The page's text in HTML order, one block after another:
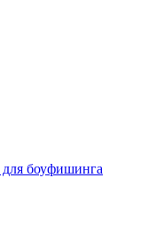
для боуфишинга